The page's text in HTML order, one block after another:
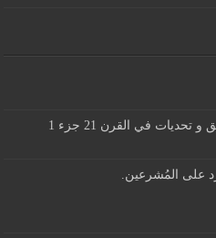
في القرن 21 جزء 1
على المُشرعين.